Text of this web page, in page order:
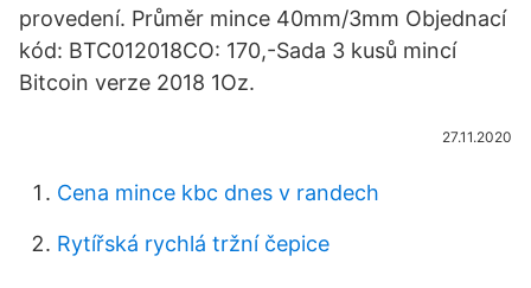
provedení. Průměr mince 40mm/3mm Objednací
kód: BTC012018CO: 170,-Sada 3 kusů mincí
Bitcoin verze 2018 1Oz.
27.11.2020
Cena mince kbc dnes v randech
Rytířská rychlá tržní čepice